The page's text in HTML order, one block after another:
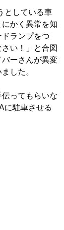
としている車
かく異常を知
ランプをつ
い！」と合図
ーさんが異変
した。
ってもらいな
に駐車させる